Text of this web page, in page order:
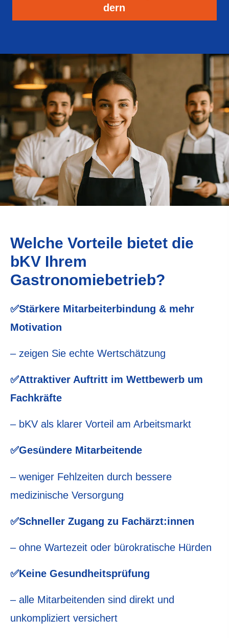
dern
Welche Vorteile bietet die
bKV Ihrem
Gastronomiebetrieb?
✅Stärkere Mitarbeiterbindung & mehr
Motivation
– zeigen Sie echte Wertschätzung
✅Attraktiver Auftritt im Wettbewerb um
Fachkräfte
– bKV als klarer Vorteil am Arbeitsmarkt
✅Gesündere Mitarbeitende
– weniger Fehlzeiten durch bessere
medizinische Versorgung
✅Schneller Zugang zu Fachärzt:innen
– ohne Wartezeit oder bürokratische Hürden
✅Keine Gesundheitsprüfung
– alle Mitarbeitenden sind direkt und
unkompliziert versichert